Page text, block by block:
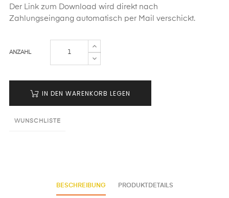
Der Link zum Download wird direkt nach
Zahlungseingang automatisch per Mail verschickt.
ANZAHL
IN DEN WARENKORB LEGEN
WUNSCHLISTE
BESCHREIBUNG PRODUKTDETAILS